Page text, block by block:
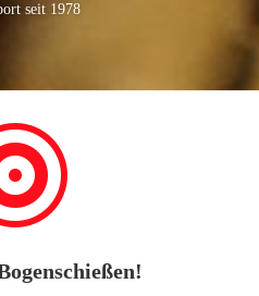
seit 1978